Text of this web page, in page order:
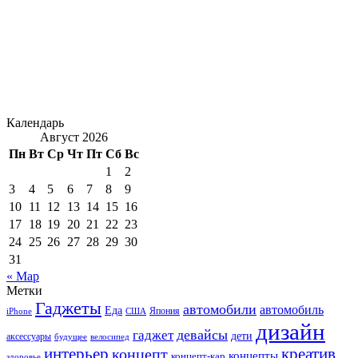
Календарь
Август 2026
Пн Вт Ср Чт Пт Сб Вс
1
2
3
4 5 6 7 8
9
10 11 12 13 14 15 16
17 18 19 20 21 22 23
24 25 26 27 28 29 30
31
« Мар
Метки
iPhone Гаджеты Еда США Япония автомобили автомобиль
аксессуары будущее велосипед гаджет девайсы дети дизайн
интерьер креатив